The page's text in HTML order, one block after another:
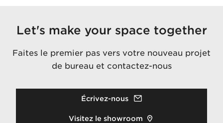
Let's make your space together
Faites le premier pas vers votre nouveau projet
de bureau et contactez-nous
Écrivez-nous
Visitez le showroom